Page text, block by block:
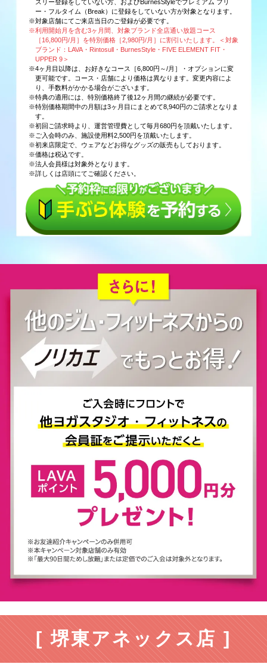
スリー登録をしていない方、およびBurnesStyleでプレミアム フリ
ー・フルタイム（Break）に登録をしていない方が対象となります。
※対象店舗にてご来店当日のご登録が必要です。
※利用開始月を含む3ヶ月間、対象ブランド全店通い放題コース
［16,800円/月］を特別価格［2,980円/月］に割引いたします。＜対象
ブランド：LAVA・Rintosull・BurnesStyle・FIVE ELEMENT FIT・
UPPER 9＞
※4ヶ月目以降は、お好きなコース［6,800円～/月］・オプションに変
更可能です。コース・店舗により価格は異なります。変更内容によ
り、手数料がかかる場合がございます。
※特典の適用には、特別価格終了後12ヶ月間の継続が必要です。
※特別価格期間中の月額は3ヶ月目にまとめて8,940円のご請求となりま
す。
※初回ご請求時より、運営管理費として毎月680円を頂戴いたします。
※ご入会時のみ、施設使用料2,500円を頂戴いたします。
※初来店限定で、ウェアなどお得なグッズの販売もしております。
※価格は税込です。
※法人会員様は対象外となります。
※詳しくは店頭にてご確認ください。
[ 堺東アネックス店 ]